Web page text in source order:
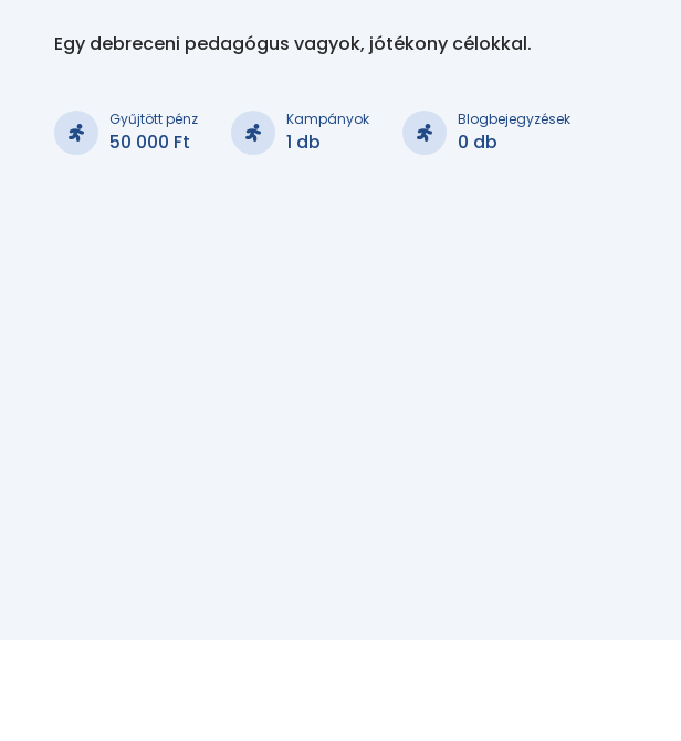
Egy debreceni pedagógus vagyok, jótékony célokkal.
Gyűjtött pénz
50 000 Ft
Kampányok
1 db
Blogbejegyzések
0 db